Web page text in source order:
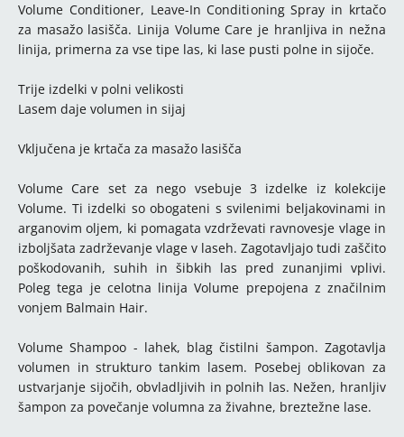
Volume Conditioner, Leave-In Conditioning Spray in krtačo
za masažo lasišča. Linija Volume Care je hranljiva in nežna
linija, primerna za vse tipe las, ki lase pusti polne in sijoče.
Trije izdelki v polni velikosti
Lasem daje volumen in sijaj
Vključena je krtača za masažo lasišča
Volume Care set za nego vsebuje 3 izdelke iz kolekcije
Volume. Ti izdelki so obogateni s svilenimi beljakovinami in
arganovim oljem, ki pomagata vzdrževati ravnovesje vlage in
izboljšata zadrževanje vlage v laseh. Zagotavljajo tudi zaščito
poškodovanih, suhih in šibkih las pred zunanjimi vplivi.
Poleg tega je celotna linija Volume prepojena z značilnim
vonjem Balmain Hair.
Volume Shampoo - lahek, blag čistilni šampon. Zagotavlja
volumen in strukturo tankim lasem. Posebej oblikovan za
ustvarjanje sijočih, obvladljivih in polnih las. Nežen, hranljiv
šampon za povečanje volumna za živahne, breztežne lase.